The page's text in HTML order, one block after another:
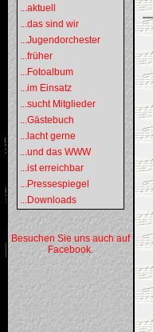
...aktuell
...das sind wir
...Jugendorchester
...früher
...Fotoalbum
...im Einsatz
...sucht Mitglieder
...Gästebuch
...lacht gerne
...und das WWW
...ist erreichbar
...Pressespiegel
...Downloads
Besuchen Sie uns auch auf
Facebook.